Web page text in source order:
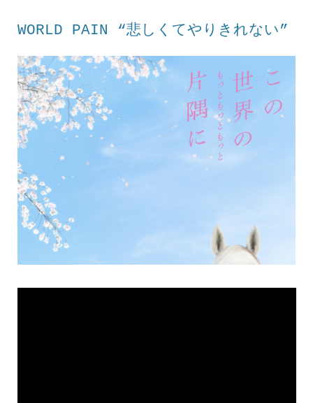
WORLD PAIN “悲しくてやりきれない”